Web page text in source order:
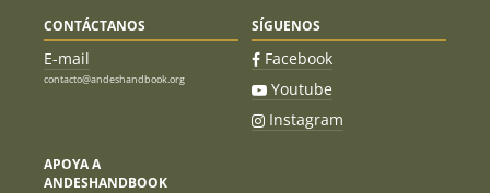
CONTÁCTANOS
E-mail
contacto@andeshandbook.org
SÍGUENOS
Facebook
Youtube
Instagram
APOYA A
ANDESHANDBOOK